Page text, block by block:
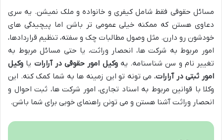
مسائل حقوقی فقط شامل کیفری و خانواده و ملک نمیشن. یه سری
دعاوی هستن که ممکنه خیلی عمومی تر باشن اما پیچیدگی های
خودشون رو دارن. مثل وصول مطالبات چک و سفته، تنظیم قراردادها،
امور مربوط به شرکت ها، انحصار وراثت، یا حتی مسائل مربوط به
تغییر نام و سن شناسنامه. یهوکیل امور حقوقی در آرارات یا وکیل
امور ثبتی در آرارات، می تونه تو این زمینه ها به شما کمک کنه. این
وکلا با قوانین مربوط به اسناد تجاری، امور شرکت ها، ثبت احوال و
انحصار وراثت آشنا هستن و می تونن راهنمای خوبی برای شما باشن.